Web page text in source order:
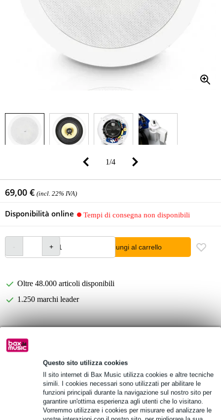
Questo sito utilizza cookies
Il sito internet di Bax Music utilizza cookies e altre tecniche
simili. I cookies necessari sono utilizzati per abilitare le
funzioni principali durante la navigazione sul nostro sito per
garantire un'ottima esperienza agli utenti che lo visitano.
Vorremmo utilizzare i cookies per misurare ed analizzare le
1/4
69,00 € (incl. 22% IVA)
Disponibilità online Tempi di consegna non disponibili
Aggiungi al carrello
Oltre 48.000 articoli disponibili
1.250 marchi leader
diffusore da installazione
design: diffusore da incasso a soffitto
Specifiche complete
Vedi anche (4)